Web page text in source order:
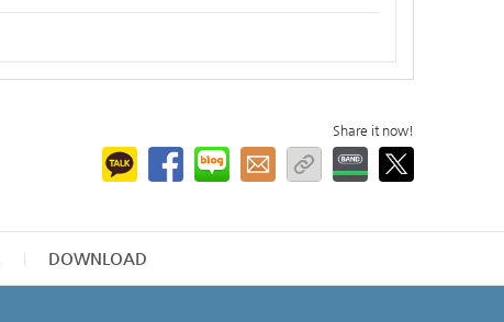
Share it now!
DOWNLOAD